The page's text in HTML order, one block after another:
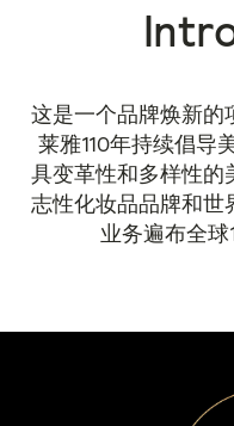
这是一个品牌焕新的
莱雅110年持续倡导
具变革性和多样性的
志性化妆品品牌和世
业务遍布全球